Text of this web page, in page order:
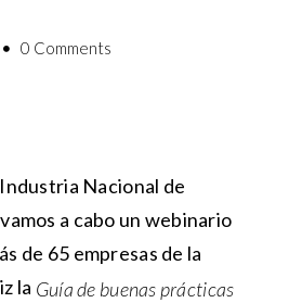
0 Comments
Nacional de
a cabo un webinario
de 65 empresas de la
la Guía de buenas prácticas